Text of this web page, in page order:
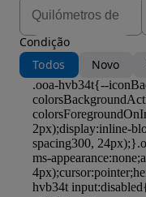
Condição
Todos
Novo